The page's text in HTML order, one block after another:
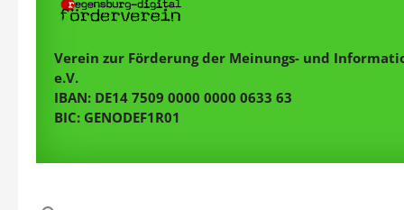
Verein zur Förderung der Meinungs- und
e.V.
IBAN: DE14 7509 0000 0000 0633 63
BIC: GENODEF1R01